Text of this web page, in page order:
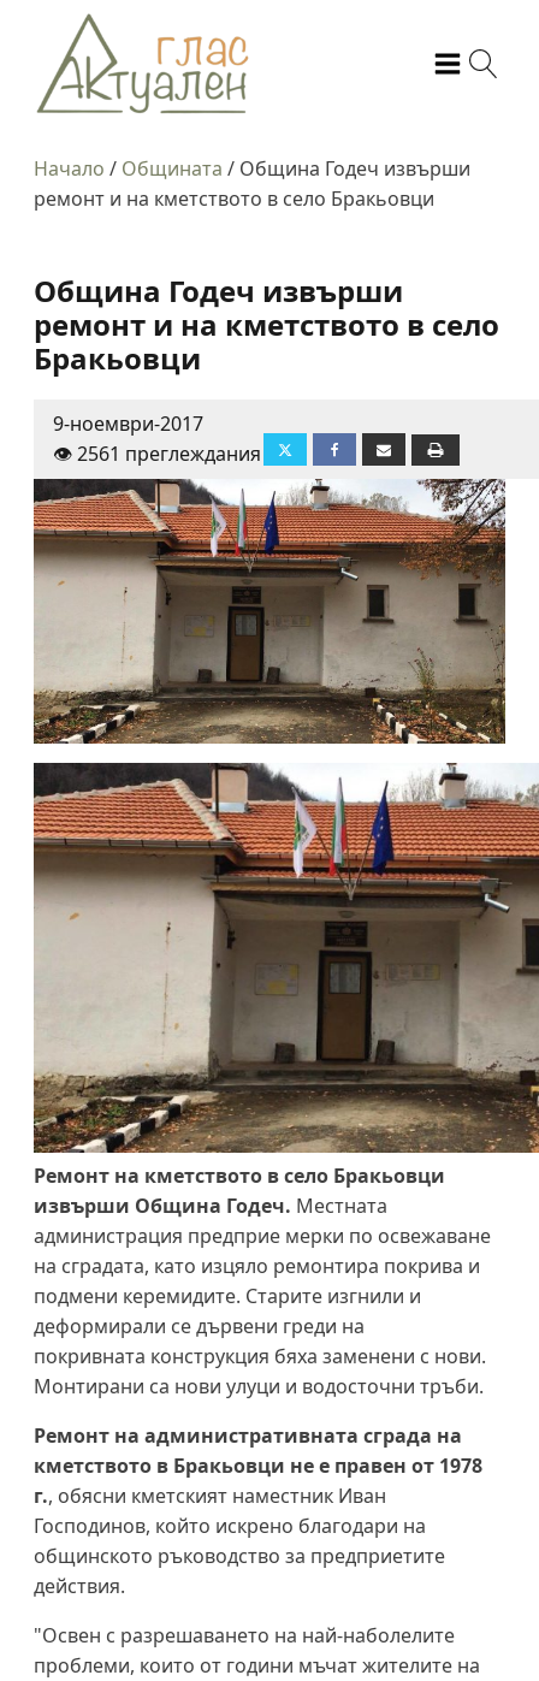
Начало / Общината / Община Годеч извърши
ремонт и на кметството в село Бракьовци
Община Годеч извърши
ремонт и на кметството в село
Бракьовци
9-ноември-2017
👁️ 2561 преглеждания
Ремонт на кметството в село Бракьовци
извърши Община Годеч. Местната
администрация предприе мерки по освежаване
на сградата, като изцяло ремонтира покрива и
подмени керемидите. Старите изгнили и
деформирали се дървени греди на
покривната конструкция бяха заменени с нови.
Монтирани са нови улуци и водосточни тръби.
Ремонт на административната сграда на
кметството в Бракьовци не е правен от 1978
г., обясни кметският наместник Иван
Господинов, който искрено благодари на
общинското ръководство за предприетите
действия.
"Освен с разрешаването на най-наболелите
проблеми, които от години мъчат жителите на